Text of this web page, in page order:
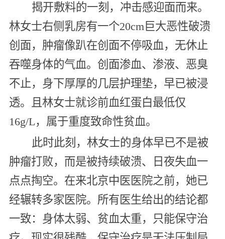
揭开敷料的一刻，冲击感迎面而来。
林女士右侧乳房有一个20cm巨大恶性破溃
创面，肿瘤像趴在创面不停吸血，无休止
吞噬身体的气血。创面渗血、渗液、恶臭
不止，身下厚厚的几层护理垫，早已被浸
透。且林女士就诊前血红蛋白最低仅
16g/L，属于重度致命性贫血。
此时此刻，林女士的身体早已不是被
肿瘤打败，而是被持续破溃、日夜失血一
点点掏空。在来北京中医医院之前，她已
经辗转多家医院。所有医生给出的结论都
一致：身体太弱、贫血太重，只能保守治